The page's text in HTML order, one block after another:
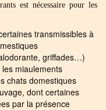
est nécessaire pour les
transmissibles à
griffades…)
miaulements
chats domestiques
dont certaines
par la présence